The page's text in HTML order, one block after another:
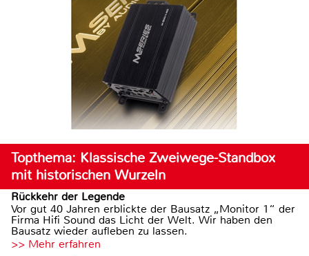
Topthema: Klassische Zweiwege-Standbox
mit historischen Wurzeln
Rückkehr der Legende
Vor gut 40 Jahren erblickte der Bausatz „Monitor 1“ der
Firma Hifi Sound das Licht der Welt. Wir haben den
Bausatz wieder aufleben zu lassen.
>> Mehr erfahren